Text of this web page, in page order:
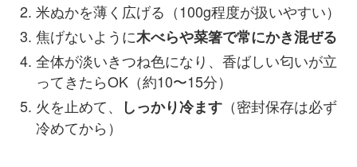
米ぬかを薄く広げる（100g程度が扱いやすい）
焦げないように木べらや菜箸で常にかき混ぜる
全体が淡いきつね色になり、香ばしい匂いが立
ってきたらOK（約10〜15分）
火を止めて、
しっかり冷ます（密封保存は必ず
冷めてから）